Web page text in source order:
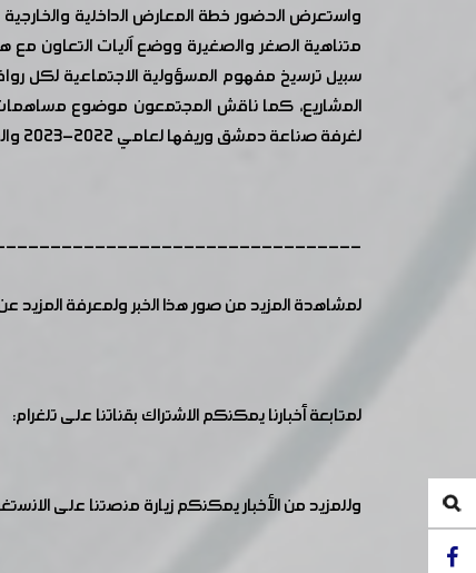
متناهية الصغر والصغيرة ووضع آليات التعاون مع
سبيل ترسيخ مفهوم المسؤولية الاجتماعية لكل
المشاريع، كما ناقش المجتمعون موضوع
لغرفة صناعة دمشق وريفها لعامي 2022-2023 والموضوعة بالتعاون مع منظمة العمل الدولية لتطوير أعمال الغرفة وخدماتها للمرحلة المقبلة.
لمشاهدة المزيد من صور هذا الخبر ولمعرفة
لمتابعة أخبارنا يمكنكم الاشتراك بقناتنا على تلغرام:
وللمزيد من الأخبار يمكنكم زيارة منصتنا على